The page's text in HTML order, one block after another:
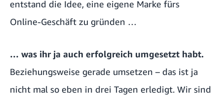
entstand die Idee, eine eigene Marke fürs
Online-Geschäft zu gründen …
… was ihr ja auch erfolgreich umgesetzt habt.
Beziehungsweise gerade umsetzen – das ist ja
nicht mal so eben in drei Tagen erledigt. Wir sind